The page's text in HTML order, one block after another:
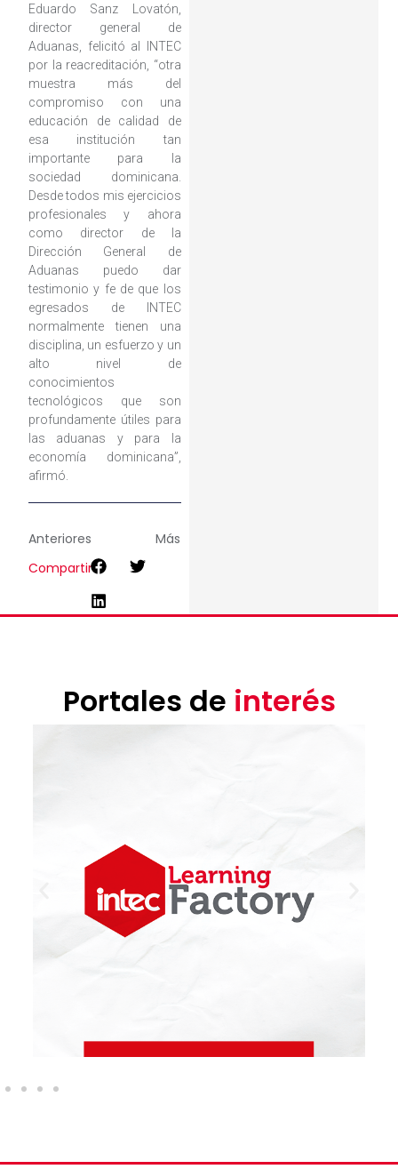
Eduardo Sanz Lovatón,
director general de
Aduanas, felicitó al INTEC
por la reacreditación, “otra
muestra más del
compromiso con una
educación de calidad de
esa institución tan
importante para la
sociedad dominicana.
Desde todos mis ejercicios
profesionales y ahora
como director de la
Dirección General de
Aduanas puedo dar
testimonio y fe de que los
egresados de INTEC
normalmente tienen una
disciplina, un esfuerzo y un
alto nivel de
conocimientos
tecnológicos que son
profundamente útiles para
las aduanas y para la
economía dominicana”,
afirmó.
Anteriores
Más
Compartir
Portales de interés